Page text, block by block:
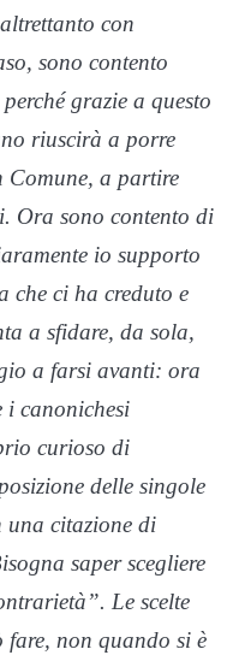
con
sono contento
grazie a questo
riuscirà a porre
Comune, a partire
Ora sono contento di
io supporto
che ci ha creduto e
a sfidare, da sola,
a farsi avanti: ora
i canonichesi
curioso di
delle singole
una citazione di
saper scegliere
Le scelte
fare, non quando si è